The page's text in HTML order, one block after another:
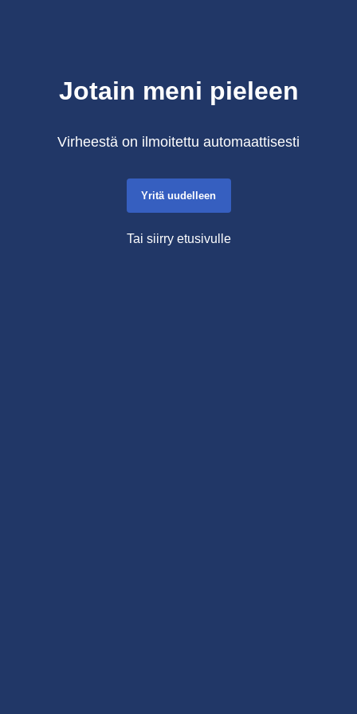
Jotain meni pieleen
Virheestä on ilmoitettu automaattisesti
Yritä uudelleen
Tai siirry etusivulle